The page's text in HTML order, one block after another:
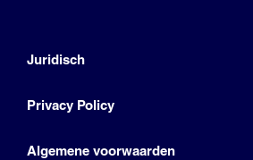
Juridisch
Privacy Policy
Algemene voorwaarden